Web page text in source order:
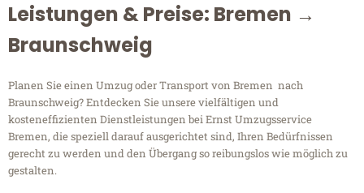
Leistungen & Preise: Bremen →
Braunschweig
Planen Sie einen Umzug oder Transport von Bremen nach
Braunschweig? Entdecken Sie unsere vielfältigen und
kosteneffizienten Dienstleistungen bei Ernst Umzugsservice
Bremen, die speziell darauf ausgerichtet sind, Ihren Bedürfnissen
gerecht zu werden und den Übergang so reibungslos wie möglich zu
gestalten.